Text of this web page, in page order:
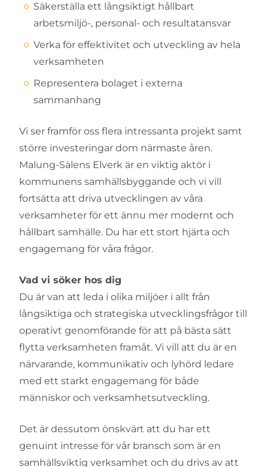
Säkerställa ett långsiktigt hållbart
arbetsmiljö-, personal- och resultatansvar
Verka för effektivitet och utveckling av hela
verksamheten
Representera bolaget i externa
sammanhang
Vi ser framför oss flera intressanta projekt samt
större investeringar dom närmaste åren.
Malung-Sälens Elverk är en viktig aktör i
kommunens samhällsbyggande och vi vill
fortsätta att driva utvecklingen av våra
verksamheter för ett ännu mer modernt och
hållbart samhälle. Du har ett stort hjärta och
engagemang för våra frågor.
Vad vi söker hos dig
Du är van att leda i olika miljöer i allt från
långsiktiga och strategiska utvecklingsfrågor till
operativt genomförande för att på bästa sätt
flytta verksamheten framåt. Vi vill att du är en
närvarande, kommunikativ och lyhörd ledare
med ett starkt engagemang för både
människor och verksamhetsutveckling.
Det är dessutom önskvärt att du har ett
genuint intresse för vår bransch som är en
samhällsviktig verksamhet och du drivs av att